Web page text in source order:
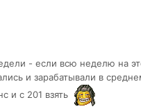
- если всю неделю на
и зарабатывали в
и с 201 взять